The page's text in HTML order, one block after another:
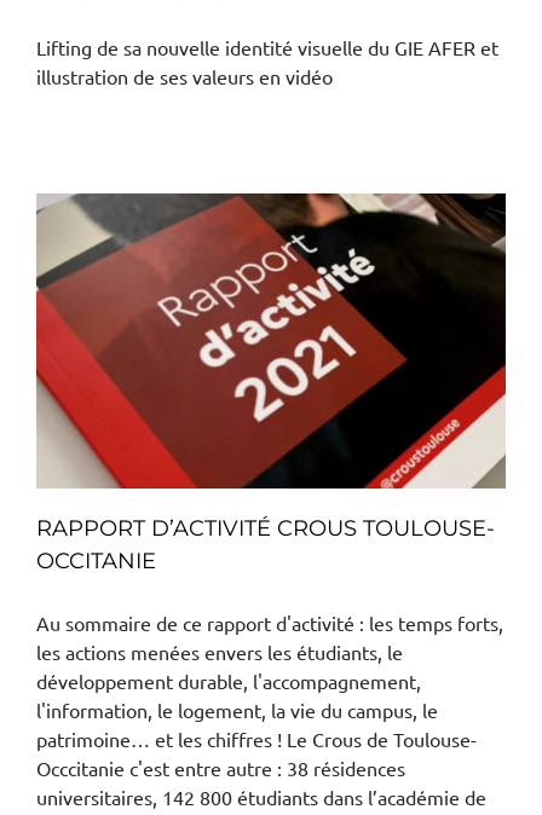
Lifting de sa nouvelle identité visuelle du GIE AFER et
illustration de ses valeurs en vidéo
RAPPORT D’ACTIVITÉ CROUS TOULOUSE-
OCCITANIE
Au sommaire de ce rapport d'activité : les temps forts,
les actions menées envers les étudiants, le
développement durable, l'accompagnement,
l'information, le logement, la vie du campus, le
patrimoine… et les chiffres ! Le Crous de Toulouse-
Occcitanie c'est entre autre : 38 résidences
universitaires, 142 800 étudiants dans l’académie de